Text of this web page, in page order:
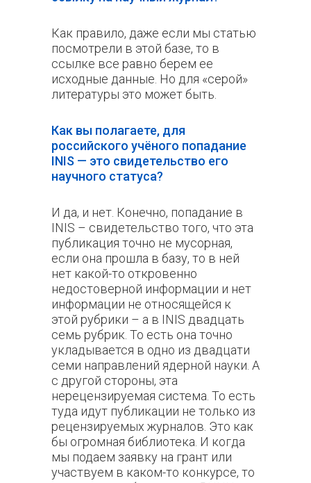
Как правило, даже если мы статью
посмотрели в этой базе, то в
ссылке все равно берем ее
исходные данные. Но для «серой»
литературы это может быть.
Как вы полагаете, для
российского учёного попадание
INIS — это свидетельство его
научного статуса?
И да, и нет. Конечно, попадание в
INIS – свидетельство того, что эта
публикация точно не мусорная,
если она прошла в базу, то в ней
нет какой-то откровенно
недостоверной информации и нет
информации не относящейся к
этой рубрики – а в INIS двадцать
семь рубрик. То есть она точно
укладывается в одно из двадцати
семи направлений ядерной науки. А
с другой стороны, эта
нерецензируемая система. То есть
туда идут публикации не только из
рецензируемых журналов. Это как
бы огромная библиотека. И когда
мы подаем заявку на грант или
участвуем в каком-то конкурсе, то